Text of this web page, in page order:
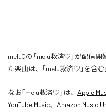
meluQの「melu救済♡」が配信
た楽曲は、「melu救済♡」を含む
なお「melu救済♡ 」は、 Apple
YouTube Music、 Amazon Music